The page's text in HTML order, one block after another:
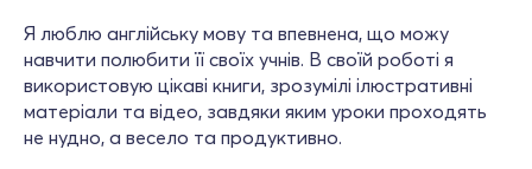
Я люблю англійську мову та впевнена, що можу
навчити полюбити її своїх учнів. В своїй роботі я
використовую цікаві книги, зрозумілі ілюстративні
матеріали та відео, завдяки яким уроки проходять
не нудно, а весело та продуктивно.